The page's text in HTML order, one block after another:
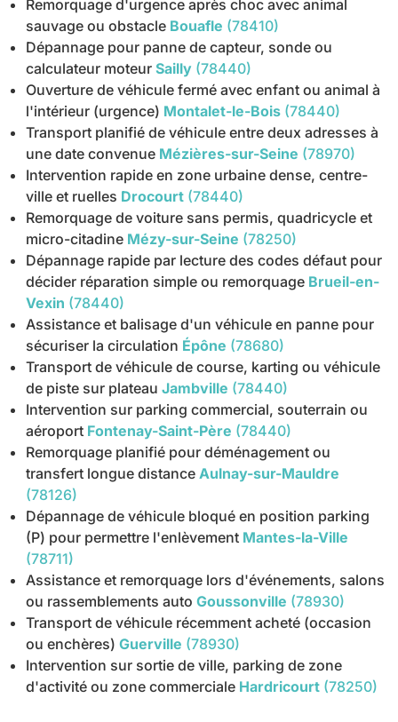
Remorquage d'urgence après choc avec animal
sauvage ou obstacle Bouafle (78410)
Dépannage pour panne de capteur, sonde ou
calculateur moteur Sailly (78440)
Ouverture de véhicule fermé avec enfant ou animal à
l'intérieur (urgence) Montalet-le-Bois (78440)
Transport planifié de véhicule entre deux adresses à
une date convenue Mézières-sur-Seine (78970)
Intervention rapide en zone urbaine dense, centre-
ville et ruelles Drocourt (78440)
Remorquage de voiture sans permis, quadricycle et
micro-citadine Mézy-sur-Seine (78250)
Dépannage rapide par lecture des codes défaut pour
décider réparation simple ou remorquage Brueil-en-
Vexin (78440)
Assistance et balisage d'un véhicule en panne pour
sécuriser la circulation Épône (78680)
Transport de véhicule de course, karting ou véhicule
de piste sur plateau Jambville (78440)
Intervention sur parking commercial, souterrain ou
aéroport Fontenay-Saint-Père (78440)
Remorquage planifié pour déménagement ou
transfert longue distance Aulnay-sur-Mauldre
(78126)
Dépannage de véhicule bloqué en position parking
(P) pour permettre l'enlèvement Mantes-la-Ville
(78711)
Assistance et remorquage lors d'événements, salons
ou rassemblements auto Goussonville (78930)
Transport de véhicule récemment acheté (occasion
ou enchères) Guerville (78930)
Intervention sur sortie de ville, parking de zone
d'activité ou zone commerciale Hardricourt (78250)